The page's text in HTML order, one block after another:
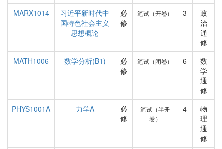
MARX1014
习近平新时代中
国特色社会主义
思想概论
必
修
笔试（开卷） 3
政
治
通
修
MATH1006
数学分析(B1)
必
修
笔试（闭卷） 6
数
学
通
修
PHYS1001A
力学A
必
修
笔试（半开
卷）
4
物
理
通
修